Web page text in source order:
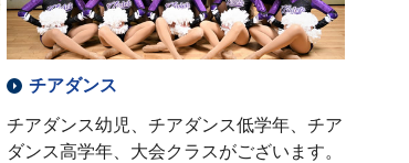
チアダンス
チアダンス幼児、チアダンス低学年、チア
ダンス高学年、大会クラスがございます。